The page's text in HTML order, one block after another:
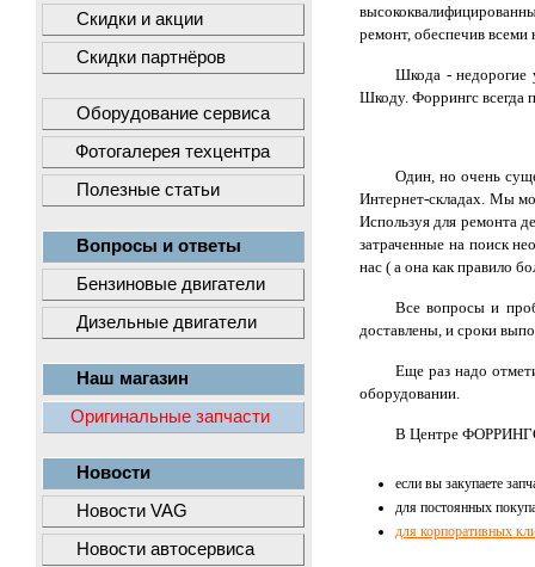
Скидки и акции
Скидки партнёров
Оборудование сервиса
Фотогалерея техцентра
Полезные статьи
Вопросы и ответы
Бензиновые двигатели
Дизельные двигатели
Наш магазин
Оригинальные запчасти
Новости
Новости VAG
Новости автосервиса
ремонт, обеспечив
Шкода - недорогие
Шкоду. Форрингс всегда
Один, но очень
Интернет-складах. Мы
Используя для ремонта
затраченные на поиск
нас ( а она как правило
Все вопросы и
доставлены, и сроки
Еще раз надо
оборудовании.
В Центре
если вы закупаете
для постоянных
для корпоративных